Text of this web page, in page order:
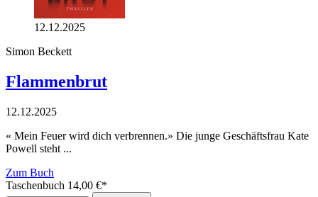
12.12.2025
Simon Beckett
Flammenbrut
12.12.2025
« Mein Feuer wird dich verbrennen.» Die junge Geschäftsfrau Kate
Powell steht ...
Zum Buch
Taschenbuch 14,00 €*